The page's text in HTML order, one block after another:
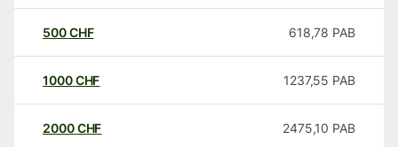
500CHF 618,78 PAB
1000CHF 1237,55 PAB
2000CHF 2475,10 PAB